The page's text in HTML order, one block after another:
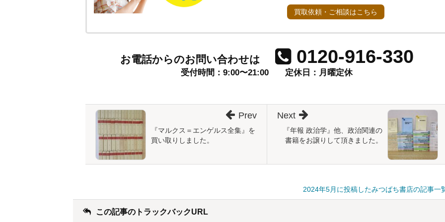
買取依頼・ご相談はこちら
お電話からのお問い合わせは 0120-916-330
受付時間：9:00〜21:00 定休日：月曜定休
『年報 政治学』他、政治関連の
書籍をお譲りして頂きました。
Next
『マルクス＝エンゲルス全集』を
買い取りしました。
Prev
2024年5月に投稿したみつばち書店の記事一
この記事のトラックバックURL